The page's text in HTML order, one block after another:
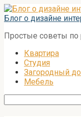
Перейти
к
Блог о дизайне
Простые советы
Квартира
Студия
Загородный
Мебель